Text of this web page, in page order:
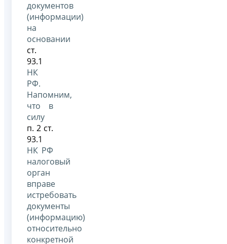
документов
(информации)
на
основании
ст.
93.1
НК
РФ.
Напомним,
что в
силу
п. 2 ст.
93.1
НК РФ
налоговый
орган
вправе
истребовать
документы
(информацию)
относительно
конкретной